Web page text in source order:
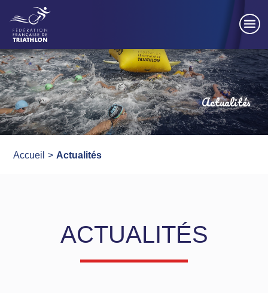
Actualités
Accueil Actualités
ACTUALITÉS
Panneau de gestion des cookies